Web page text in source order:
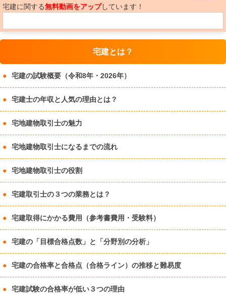
宅建に関する無料動画をアップしています！
宅建とは？
宅建の試験概要（令和8年・2026年）
宅建士の年収と人気の理由とは？
宅地建物取引士の魅力
宅地建物取引士になるまでの流れ
宅地建物取引士の役割
宅建取引士の３つの業務とは？
宅建取得にかかる費用（参考書費用・受験料）
宅建の「目標合格点数」と「分野別の分析」
宅建の合格率と合格点（合格ライン）の推移と難易度
宅建試験の合格率が低い３つの理由